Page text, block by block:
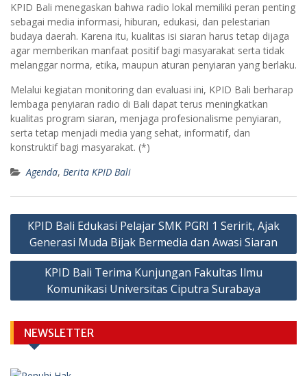
KPID Bali menegaskan bahwa radio lokal memiliki peran penting
sebagai media informasi, hiburan, edukasi, dan pelestarian
budaya daerah. Karena itu, kualitas isi siaran harus tetap dijaga
agar memberikan manfaat positif bagi masyarakat serta tidak
melanggar norma, etika, maupun aturan penyiaran yang berlaku.
Melalui kegiatan monitoring dan evaluasi ini, KPID Bali berharap
lembaga penyiaran radio di Bali dapat terus meningkatkan
kualitas program siaran, menjaga profesionalisme penyiaran,
serta tetap menjadi media yang sehat, informatif, dan
konstruktif bagi masyarakat. (*)
Agenda, Berita KPID Bali
Post
navigation
KPID Bali Edukasi Pelajar SMK PGRI 1 Seririt, Ajak
Generasi Muda Bijak Bermedia dan Awasi Siaran
KPID Bali Terima Kunjungan Fakultas Ilmu
Komunikasi Universitas Ciputra Surabaya
NEWSLETTER